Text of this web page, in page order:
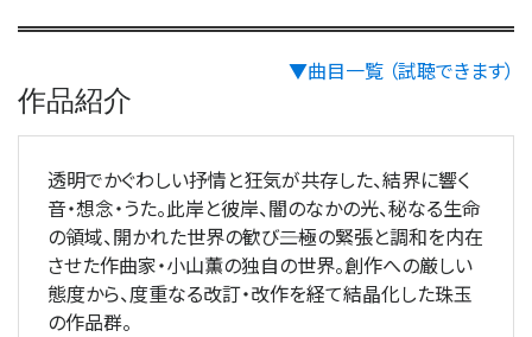
▼曲目一覧 （試聴できます）
作品紹介
透明でかぐわしい抒情と狂気が共存した、結界に響く
音・想念・うた。此岸と彼岸、闇のなかの光、秘なる生命
の領域、開かれた世界の歓び――二極の緊張と調和を内在
させた作曲家・小山薫の独自の世界。創作への厳しい
態度から、度重なる改訂・改作を経て結晶化した珠玉
の作品群。